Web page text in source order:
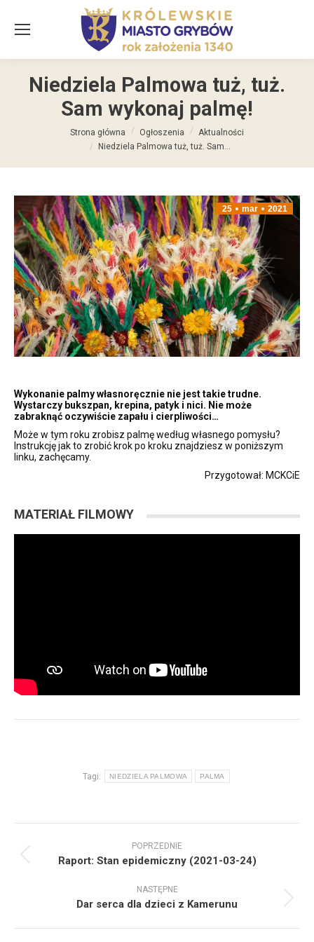
Niedziela Palmowa tuż, tuż.
Sam wykonaj palmę!
Strona główna Ogłoszenia
Aktualności
Niedziela Palmowa tuż, tuż. Sam…
mar
25 2021
Wykonanie palmy własnoręcznie nie jest takie trudne.
Wystarczy bukszpan, krepina, patyk i nici. Nie może
zabraknąć oczywiście zapału i cierpliwości…
Może w tym roku zrobisz palmę według własnego pomysłu?
Instrukcję jak to zrobić krok po kroku znajdziesz w poniższym
linku, zachęcamy.
Przygotował: MCKCiE
MATERIAŁ FILMOWY
Tagi: NIEDZIELA PALMOWA PALMA
wpisów
POPRZEDNIE
Poprzedni
Raport: Stan epidemiczny (2021-03-24)
NASTĘPNE
Następny
Dar serca dla dzieci z Kamerunu